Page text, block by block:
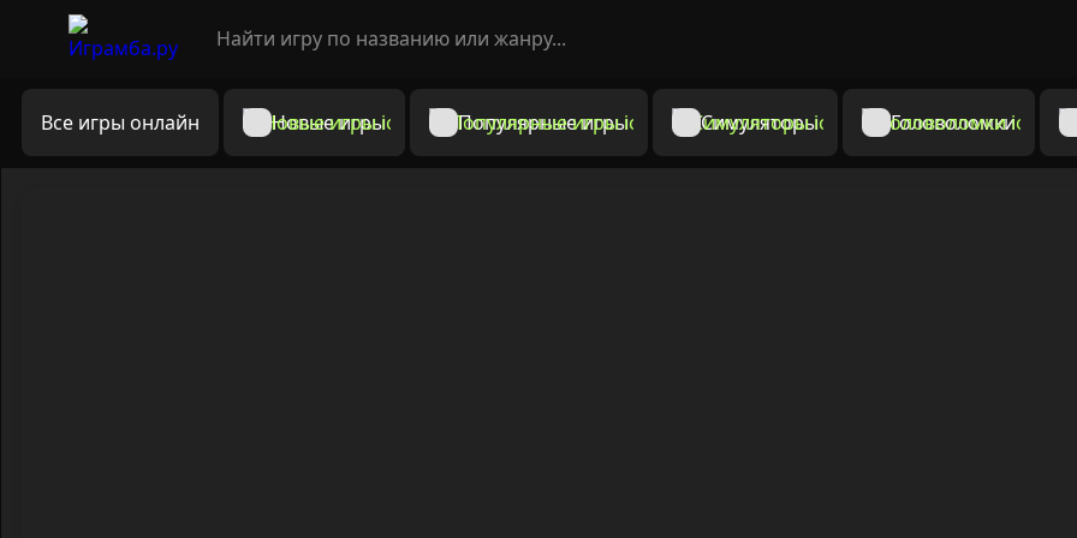
Все игры онлайн Новые игры Популярные игры Симуляторы Головоломки